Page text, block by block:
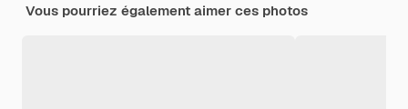
Vous pourriez également aimer ces photos